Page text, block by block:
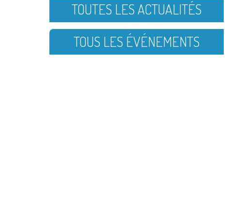
TOUTES LES ACTUALITÉS
TOUS LES ÉVÉNEMENTS